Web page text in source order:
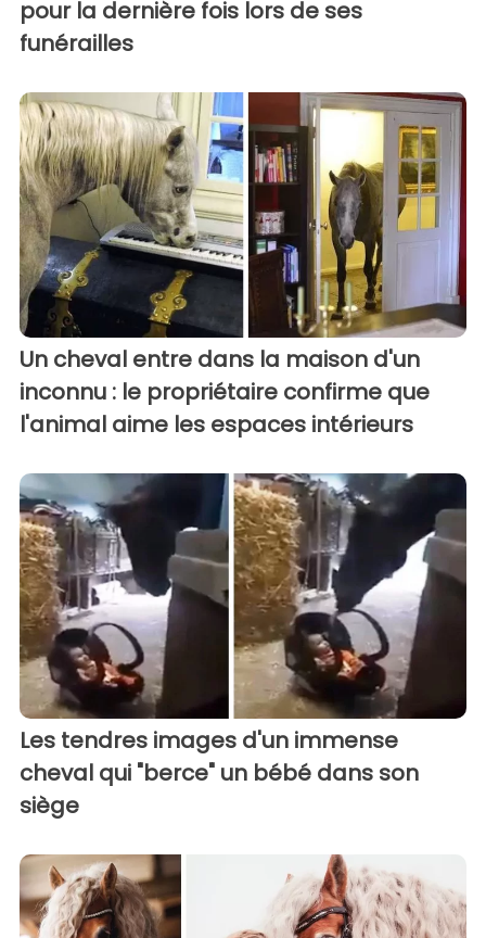
pour la dernière fois lors de ses
funérailles
Un cheval entre dans la maison d'un
inconnu : le propriétaire confirme que
l'animal aime les espaces intérieurs
Les tendres images d'un immense
cheval qui "berce" un bébé dans son
siège